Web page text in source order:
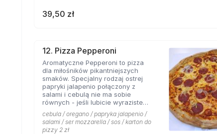
39,50 zł
12. Pizza Pepperoni
Aromatyczne Pepperoni to pizza
dla miłośników pikantniejszych
smaków. Specjalny rodzaj ostrej
papryki jalapenio połączony z
salami i cebulą nie ma sobie
równych - jeśli lubicie wyraziste
składniki na roztopionej mozarelli.
cebula / oregano / papryka jalapenio /
salami / ser mozzarella / sos / karton do
pizzy 2 zł